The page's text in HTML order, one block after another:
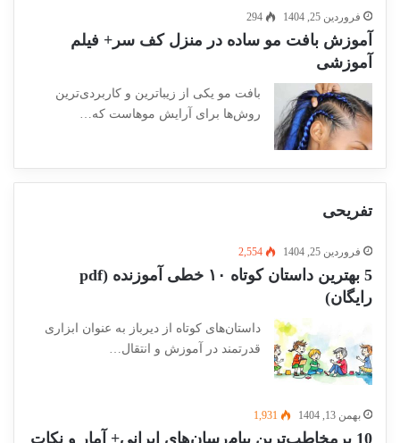
فروردین 25, 1404 294
آموزش بافت مو ساده در منزل کف سر+ فیلم
آموزشی
بافت مو یکی از زیباترین و کاربردی‌ترین
روش‌ها برای آرایش موهاست که…
تفریحی
فروردین 25, 1404 2,554
5 بهترین داستان کوتاه ۱۰ خطی آموزنده (pdf
رایگان)
داستان‌های کوتاه از دیرباز به عنوان ابزاری
قدرتمند در آموزش و انتقال…
بهمن 13, 1404 1,931
10 پرمخاطب‌ترین پیام‌رسان‌های ایرانی+ آمار و نکات